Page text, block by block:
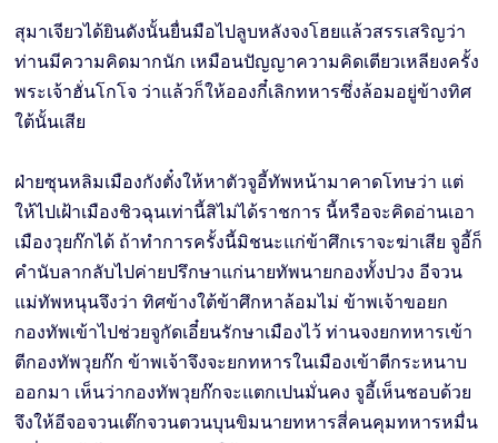
สุมาเจียวได้ยินดังนั้นยื่นมือไปลูบหลังจงโฮยแล้วสรรเสริญว่า
ท่านมีความคิดมากนัก เหมือนปัญญาความคิดเตียวเหลียงครั้ง
พระเจ้าฮั่นโกโจ ว่าแล้วก็ให้อองกี๋เลิกทหารซึ่งล้อมอยู่ข้างทิศ
ใต้นั้นเสีย
ฝ่ายซุนหลิมเมืองกังตั๋งให้หาตัวจูอี้ทัพหน้ามาคาดโทษว่า แต่
ให้ไปเฝ้าเมืองชิวฉุนเท่านี้สิไม่ได้ราชการ นี้หรือจะคิดอ่านเอา
เมืองวุยก๊กได้ ถ้าทำการครั้งนี้มิชนะแก่ข้าศึกเราจะฆ่าเสีย จูอี้ก็
คำนับลากลับไปค่ายปรึกษาแก่นายทัพนายกองทั้งปวง อีจวน
แม่ทัพหนุนจึงว่า ทิศข้างใต้ข้าศึกหาล้อมไม่ ข้าพเจ้าขอยก
กองทัพเข้าไปช่วยจูกัดเอี๋ยนรักษาเมืองไว้ ท่านจงยกทหารเข้า
ตีกองทัพวุยก๊ก ข้าพเจ้าจึงจะยกทหารในเมืองเข้าตีกระหนาบ
ออกมา เห็นว่ากองทัพวุยก๊กจะแตกเปนมั่นคง จูอี้เห็นชอบด้วย
จึงให้อีจอจวนเต๊กจวนตวนบุนขิมนายทหารสี่คนคุมทหารหมื่น